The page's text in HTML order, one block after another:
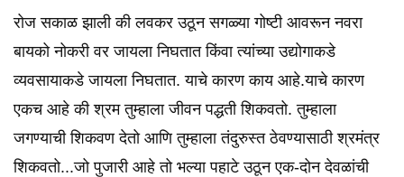
रोज सकाळ झाली की लवकर उठून सगळ्या गोष्टी आवरून नवरा
बायको नोकरी वर जायला निघतात किंवा त्यांच्या उद्योगाकडे
व्यवसायाकडे जायला निघतात. याचे कारण काय आहे.याचे कारण
एकच आहे की श्रम तुम्हाला जीवन पद्धती शिकवतो. तुम्हाला
जगण्याची शिकवण देतो आणि तुम्हाला तंदुरुस्त ठेवण्यासाठी श्रमंत्र
शिकवतो...जो पुजारी आहे तो भल्या पहाटे उठून एक-दोन देवळांची